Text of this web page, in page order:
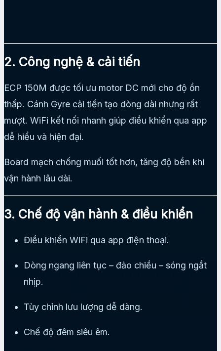
2. Công nghệ & cải tiến
ECP 150M được tối ưu motor DC mới cho độ ồn
thấp. Cánh Gyre cải tiến tạo dòng dài nhưng rất
mượt. WiFi kết nối nhanh giúp điều khiển qua app
dễ hiểu và hiện đại.
Board mạch chống muối tốt hơn, tăng độ bền khi
vận hành lâu dài.
3. Chế độ vận hành & điều khiển
Điều khiển WiFi qua app điện thoại.
Dòng ngang liên tục – đảo chiều – sóng ngắt
nhịp.
Tùy chỉnh lưu lượng dễ dàng.
Chế độ đêm siêu êm.